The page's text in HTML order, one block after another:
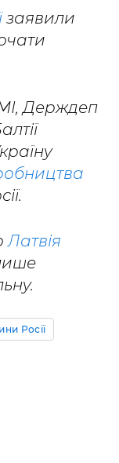
заявили
Держдеп
Латвія
Росії